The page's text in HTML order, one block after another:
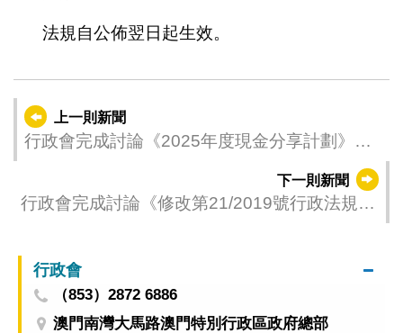
法規自公佈翌日起生效。
上一則新聞
行政會完成討論《2025年度現金分享計劃》行
下一則新聞
行政會完成討論《修改第21/2019號行政法規
行政法規草案
行政會
（853）2872 6886
澳門南灣大馬路澳門特別行政區政府總部